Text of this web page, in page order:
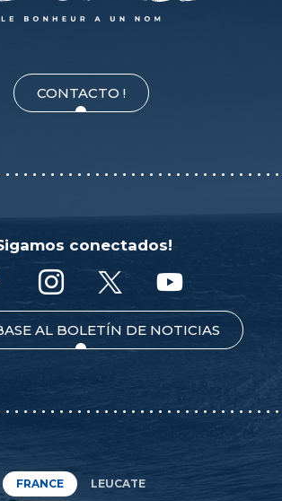
CONTACTO !
conectados!
AL BOLETÍN DE NOTICIAS
FRANCE LEUCATE